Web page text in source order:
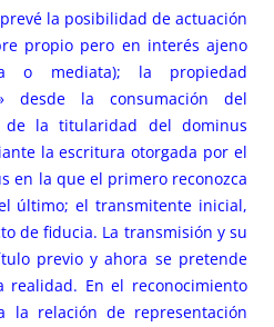
la posibilidad de actuación
propio pero en interés ajeno
o mediata); la propiedad
desde la consumación del
de la titularidad del dominus
la escritura otorgada por el
en la que el primero reconozca
último; el transmitente inicial,
de fiducia. La transmisión y su
previo y ahora se pretende
realidad. En el reconocimiento
la relación de representación